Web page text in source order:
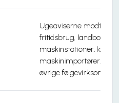
Ugeaviserne
fritidsbrug,
maskinstationer,
maskinimportører,
øvrige